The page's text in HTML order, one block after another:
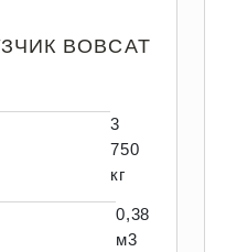
BOBCAT
3
750
кг
0,38
м3